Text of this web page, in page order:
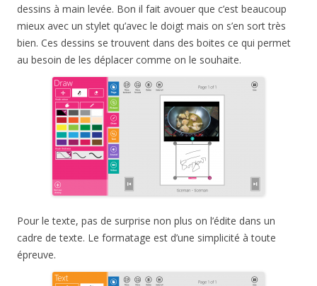
dessins à main levée. Bon il fait avouer que c’est beaucoup
mieux avec un stylet qu’avec le doigt mais on s’en sort très
bien. Ces dessins se trouvent dans des boites ce qui permet
au besoin de les déplacer comme on le souhaite.
Pour le texte, pas de surprise non plus on l’édite dans un
cadre de texte. Le formatage est d’une simplicité à toute
épreuve.